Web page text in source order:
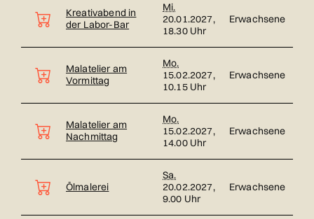
Kreativabend in
der Labor-Bar
Mi.
20.01.2027,
18.30 Uhr
Erwachsene
Malatelier am
Vormittag
Mo.
15.02.2027,
10.15 Uhr
Erwachsene
Malatelier am
Nachmittag
Mo.
15.02.2027,
14.00 Uhr
Erwachsene
Ölmalerei
Sa.
20.02.2027,
9.00 Uhr
Erwachsene